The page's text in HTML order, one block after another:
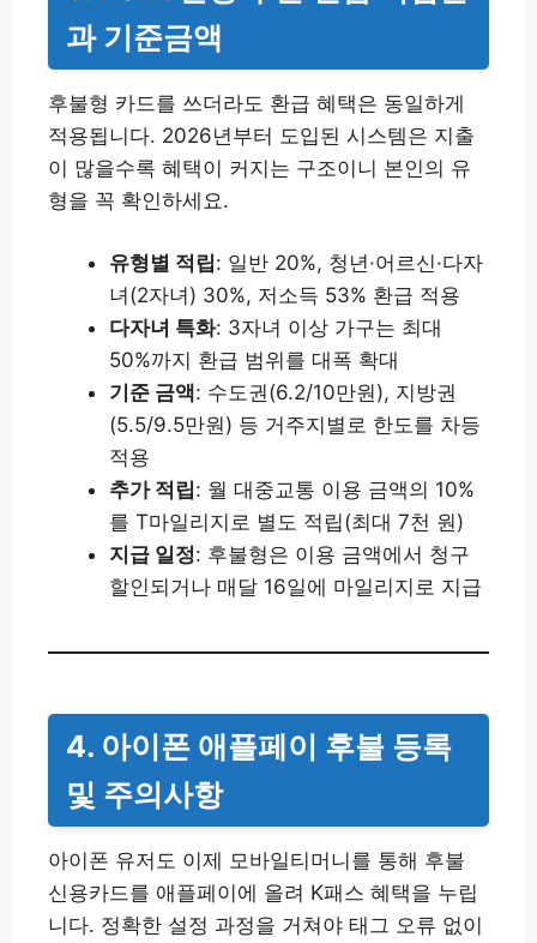
과 기준금액
후불형 카드를 쓰더라도 환급 혜택은 동일하게
적용됩니다. 2026년부터 도입된 시스템은 지출
이 많을수록 혜택이 커지는 구조이니 본인의 유
형을 꼭 확인하세요.
유형별 적립: 일반 20%, 청년·어르신·다자
녀(2자녀) 30%, 저소득 53% 환급 적용
다자녀 특화: 3자녀 이상 가구는 최대
50%까지 환급 범위를 대폭 확대
기준 금액: 수도권(6.2/10만원), 지방권
(5.5/9.5만원) 등 거주지별로 한도를 차등
적용
추가 적립: 월 대중교통 이용 금액의 10%
를 T마일리지로 별도 적립(최대 7천 원)
지급 일정: 후불형은 이용 금액에서 청구
할인되거나 매달 16일에 마일리지로 지급
4. 아이폰 애플페이 후불 등록
및 주의사항
아이폰 유저도 이제 모바일티머니를 통해 후불
신용카드를 애플페이에 올려 K패스 혜택을 누립
니다. 정확한 설정 과정을 거쳐야 태그 오류 없이